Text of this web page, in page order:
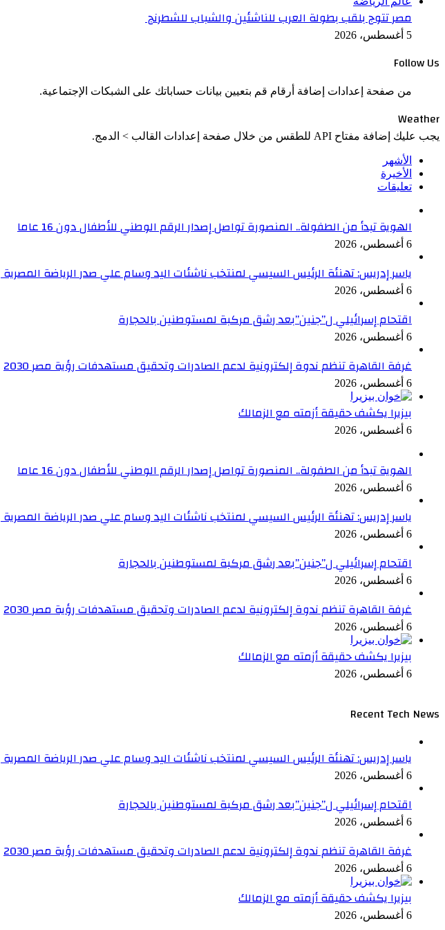
مصر تتوج بلقب بطولة العرب للناشئين والشباب للشطرنج
5 أغسطس، 2026
Follow Us
من صفحة إعدادات إضافة أرقام قم بتعيين بيانات حساباتك على الشبكات الإجتماعية.
Weather
يجب عليك إضافة مفتاح API للطقس من خلال صفحة إعدادات القالب > الدمج.
الأشهر
الأخيرة
تعليقات
الهوية تبدأ من الطفولة.. المنصورة تواصل إصدار الرقم الوطني للأطفال دون 16 عاما
6 أغسطس، 2026
ياسر إدريس: تهنئة الرئيس السيسي لمنتخب ناشئات اليد وسام علي صدر الرياضة المصرية
6 أغسطس، 2026
اقتحام إسرائيلي ل”جنين”بعد رشق مركبة لمستوطنين بالحجارة
6 أغسطس، 2026
غرفة القاهرة تنظم ندوة إلكترونية لدعم الصادرات وتحقيق مستهدفات رؤية مصر 2030
6 أغسطس، 2026
بيزيرا يكشف حقيقة أزمته مع الزمالك
6 أغسطس، 2026
الهوية تبدأ من الطفولة.. المنصورة تواصل إصدار الرقم الوطني للأطفال دون 16 عاما
6 أغسطس، 2026
ياسر إدريس: تهنئة الرئيس السيسي لمنتخب ناشئات اليد وسام علي صدر الرياضة المصرية
6 أغسطس، 2026
اقتحام إسرائيلي ل”جنين”بعد رشق مركبة لمستوطنين بالحجارة
6 أغسطس، 2026
غرفة القاهرة تنظم ندوة إلكترونية لدعم الصادرات وتحقيق مستهدفات رؤية مصر 2030
6 أغسطس، 2026
بيزيرا يكشف حقيقة أزمته مع الزمالك
6 أغسطس، 2026
Recent Tech News
ياسر إدريس: تهنئة الرئيس السيسي لمنتخب ناشئات اليد وسام علي صدر الرياضة المصرية
6 أغسطس، 2026
اقتحام إسرائيلي ل”جنين”بعد رشق مركبة لمستوطنين بالحجارة
6 أغسطس، 2026
غرفة القاهرة تنظم ندوة إلكترونية لدعم الصادرات وتحقيق مستهدفات رؤية مصر 2030
6 أغسطس، 2026
بيزيرا يكشف حقيقة أزمته مع الزمالك
6 أغسطس، 2026